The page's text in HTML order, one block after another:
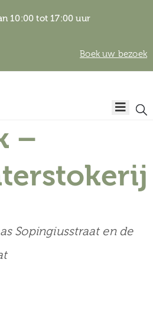
10:00 tot 17:00 uur
Boek uw bezoek
–
Sopingiusstraat en de